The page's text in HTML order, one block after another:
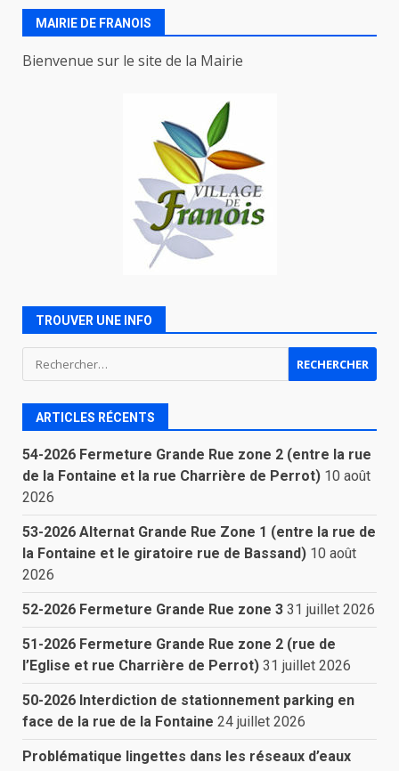
MAIRIE DE FRANOIS
Bienvenue sur le site de la Mairie
TROUVER UNE INFO
Rechercher :
ARTICLES RÉCENTS
54-2026 Fermeture Grande Rue zone 2 (entre la rue
de la Fontaine et la rue Charrière de Perrot) 10 août
2026
53-2026 Alternat Grande Rue Zone 1 (entre la rue de
la Fontaine et le giratoire rue de Bassand) 10 août
2026
52-2026 Fermeture Grande Rue zone 3 31 juillet 2026
51-2026 Fermeture Grande Rue zone 2 (rue de
l’Eglise et rue Charrière de Perrot) 31 juillet 2026
50-2026 Interdiction de stationnement parking en
face de la rue de la Fontaine 24 juillet 2026
Problématique lingettes dans les réseaux d’eaux